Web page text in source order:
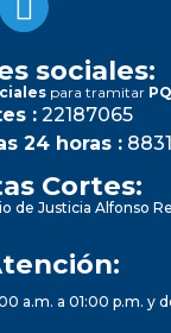
sociales:
para tramitar
: 22187065
24 horas :
Cortes:
de Justicia Alfonso
a.m. a 01:00 p.m. y